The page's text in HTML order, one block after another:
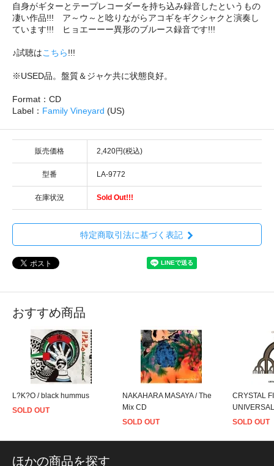
自身がギターとテープレコーダーを持ち込み録音したというもの
凄い作品!!! ア～ウ～と唸りながらアコギをギクシャクと演奏し
ています!!! ヒョエーーー異形のブルース録音です!!!
♪試聴はこちら!!!
※USED品。盤質＆ジャケ共に状態良好。
Format：CD
Label： Family Vineyard (US)
販売価格 2,420円(税込)
型番 LA-9772
在庫状況 Sold Out!!!
特定商取引法に基づく表記
おすすめ商品
L?K?O / black hummus
SOLD OUT
NAKAHARA MASAYA / The
Mix CD
SOLD OUT
CRYSTAL
SOLD OUT
ほかの商品を探す